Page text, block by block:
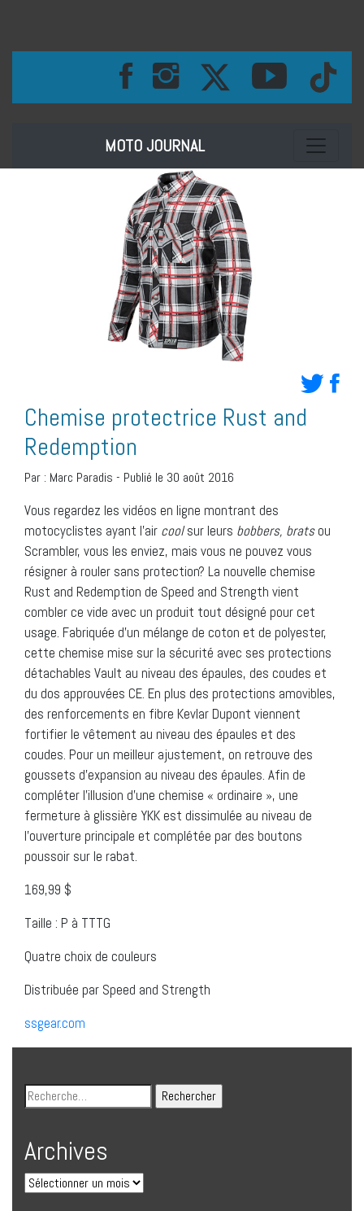
MOTO JOURNAL Toggle
Chemise protectrice Rust and
Redemption
Par : Marc Paradis - Publié le 30 août 2016
Vous regardez les vidéos en ligne montrant des
motocyclistes ayant l’air coolsur leurs bobbers, bratsou
Scrambler, vous les enviez, mais vous ne pouvez vous
résigner à rouler sans protection? La nouvelle chemise
Rust and Redemption de Speed and Strength vient
combler ce vide avec un produit tout désigné pour cet
usage. Fabriquée d’un mélange de coton et de polyester,
cette chemise mise sur la sécurité avec ses protections
détachables Vault au niveau des épaules, des coudes et
du dos approuvées CE. En plus des protections amovibles,
des renforcements en fibre Kevlar Dupont viennent
fortifier le vêtement au niveau des épaules et des
coudes. Pour un meilleur ajustement, on retrouve des
goussets d’expansion au niveau des épaules. Afin de
compléter l’illusion d’une chemise « ordinaire », une
fermeture à glissière YKK est dissimulée au niveau de
l’ouverture principale et complétée par des boutons
poussoir sur le rabat.
169,99 $
Taille : P à TTTG
Quatre choix de couleurs
Distribuée par Speed and Strength
ssgear.com
Archives